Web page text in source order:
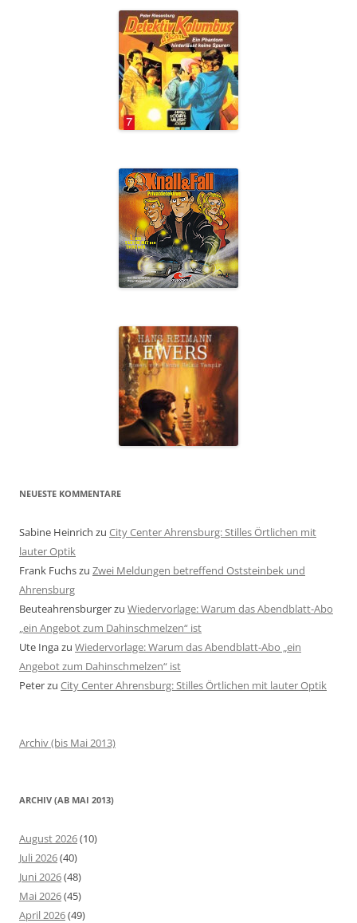
NEUESTE KOMMENTARE
Sabine Heinrich zu City Center Ahrensburg: Stilles Örtlichen mit
lauter Optik
Frank Fuchszu Zwei Meldungen betreffend Oststeinbek und
Ahrensburg
Beuteahrensburgerzu Wiedervorlage: Warum das Abendblatt-Abo
„ein Angebot zum Dahinschmelzen“ ist
Ute Ingazu Wiedervorlage: Warum das Abendblatt-Abo „ein
Angebot zum Dahinschmelzen“ ist
Peterzu City Center Ahrensburg: Stilles Örtlichen mit lauter Optik
Archiv (bis Mai 2013)
ARCHIV (AB MAI 2013)
August 2026(10)
Juli 2026(40)
Juni 2026(48)
Mai 2026(45)
April 2026(49)